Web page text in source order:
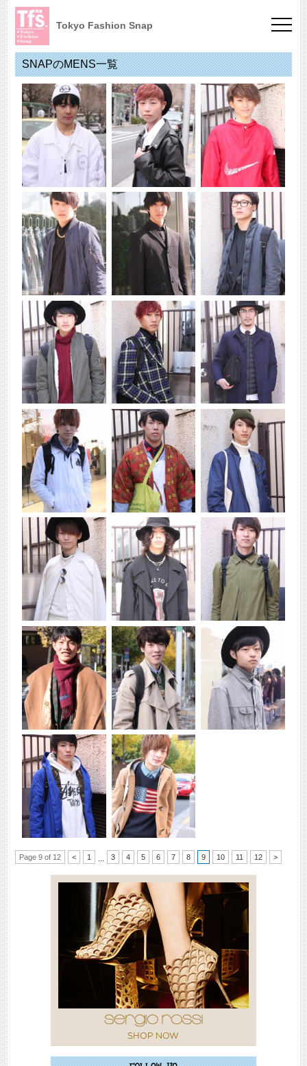
Tokyo Fashion Snap
SNAPのMENS一覧
Page 9 of 12 < 1 3 4 5 6 7 8 9 10 11 12 >